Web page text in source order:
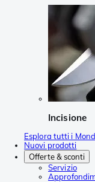
Incisione
Esplora tutti i
Nuovi prodotti
Offerte & sconti
Servizio